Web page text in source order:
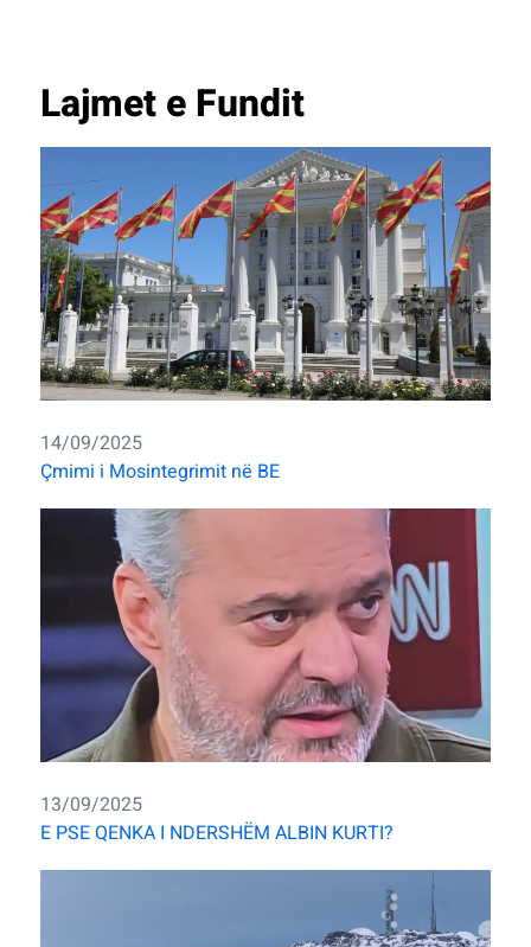
Lajmet e Fundit
14/09/2025
Çmimi i Mosintegrimit në BE
13/09/2025
E PSE QENKA I NDERSHËM ALBIN KURTI?